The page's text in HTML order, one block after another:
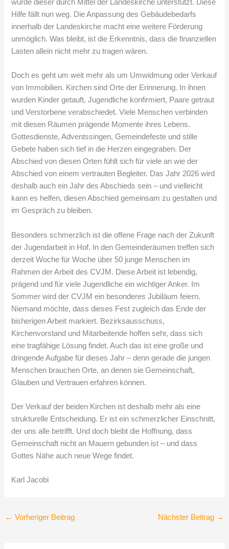
wurde dieser durch Mittel der Landeskirche unterstützt. Diese
Hilfe fällt nun weg. Die Anpassung des Gebäudebedarfs
innerhalb der Landeskirche macht eine weitere Förderung
unmöglich. Was bleibt, ist die Erkenntnis, dass die finanziellen
Lasten allein nicht mehr zu tragen wären.
Doch es geht um weit mehr als um Umwidmung oder Verkauf
von Immobilien. Kirchen sind Orte der Erinnerung. In ihnen
wurden Kinder getauft, Jugendliche konfirmiert, Paare getraut
und Verstorbene verabschiedet. Viele Menschen verbinden
mit diesen Räumen prägende Momente ihres Lebens.
Gottesdienste, Adventssingen, Gemeindefeste und stille
Gebete haben sich tief in die Herzen eingegraben. Der
Abschied von diesen Orten fühlt sich für viele an wie der
Abschied von einem vertrauten Begleiter. Das Jahr 2026 wird
deshalb auch ein Jahr des Abschieds sein – und vielleicht
kann es helfen, diesen Abschied gemeinsam zu gestalten und
im Gespräch zu bleiben.
Besonders schmerzlich ist die offene Frage nach der Zukunft
der Jugendarbeit in Hof. In den Gemeinderäumen treffen sich
derzeit Woche für Woche über 50 junge Menschen im
Rahmen der Arbeit des CVJM. Diese Arbeit ist lebendig,
prägend und für viele Jugendliche ein wichtiger Anker. Im
Sommer wird der CVJM ein besonderes Jubiläum feiern.
Niemand möchte, dass dieses Fest zugleich das Ende der
bisherigen Arbeit markiert. Bezirksausschuss,
Kirchenvorstand und Mitarbeitende hoffen sehr, dass sich
eine tragfähige Lösung findet. Auch das ist eine große und
dringende Aufgabe für dieses Jahr – denn gerade die jungen
Menschen brauchen Orte, an denen sie Gemeinschaft,
Glauben und Vertrauen erfahren können.
Der Verkauf der beiden Kirchen ist deshalb mehr als eine
strukturelle Entscheidung. Er ist ein schmerzlicher Einschnitt,
der uns alle betrifft. Und doch bleibt die Hoffnung, dass
Gemeinschaft nicht an Mauern gebunden ist – und dass
Gottes Nähe auch neue Wege findet.
Karl Jacobi
← Vorheriger Beitrag Nächster Beitrag →